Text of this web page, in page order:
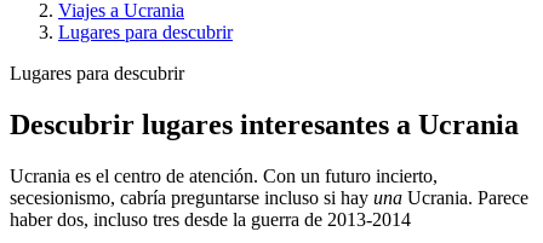
Viajes a Ucrania
Lugares para descubrir
Lugares para descubrir
Descubrir lugares interesantes a Ucrania
Ucrania es el centro de atención. Con un futuro incierto,
secesionismo, cabría preguntarse incluso si hay una Ucrania. Parece
haber dos, incluso tres desde la guerra de 2013-2014